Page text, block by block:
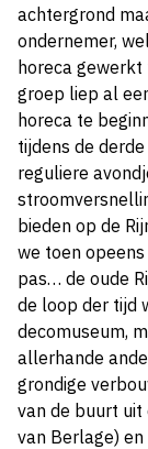
achtergrond
ondernemer,
horeca gewerkt
groep liep al
horeca te
tijdens de
reguliere
bieden op de
we toen
pas… de oude
de loop der tijd
decomuseum,
allerhande
grondige
van de buurt uit
van Berlage)